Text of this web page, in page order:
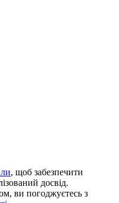
, щоб забезпечити
досвід.
ви погоджуєтесь з